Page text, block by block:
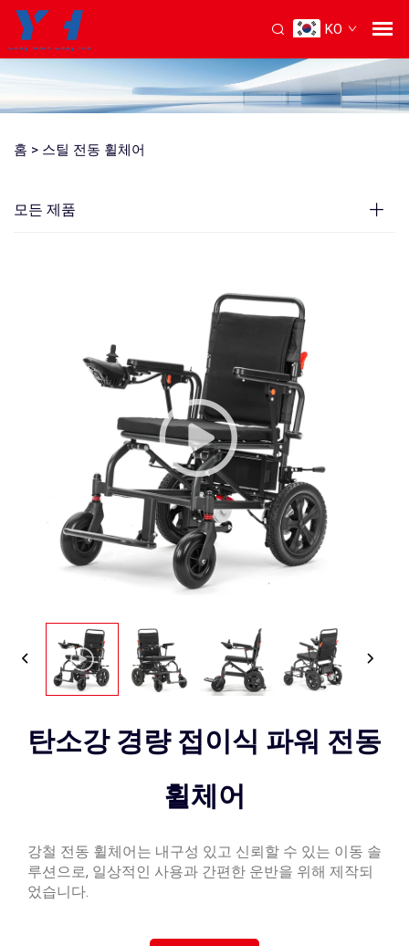
KO
홈 > 스틸 전동 휠체어
모든 제품
탄소강 경량 접이식 파워 전동
휠체어
강철 전동 휠체어는 내구성 있고 신뢰할 수 있는 이동 솔
루션으로, 일상적인 사용과 간편한 운반을 위해 제작되
었습니다.